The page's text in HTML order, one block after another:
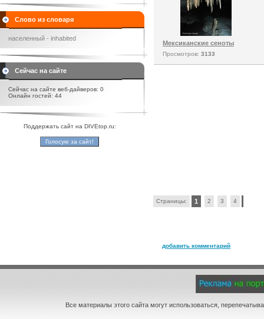
Слово из словаря
населенный - inhabited
Сейчас на сайте
Сейчас на сайте веб-дайверов: 0
Онлайн гостей: 44
Поддержать сайт на DIVEtop.ru:
Мексиканские сеноты
Просмотров: 3133
Страницы: 1 2 3 4
добавить комментарий
Все материалы этого сайта могут использоваться,